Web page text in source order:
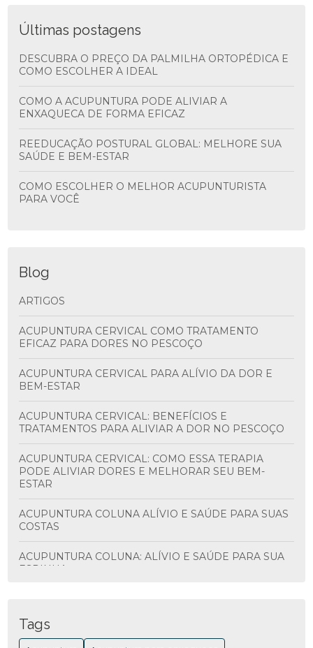
Últimas postagens
DESCUBRA O PREÇO DA PALMILHA ORTOPÉDICA E
COMO ESCOLHER A IDEAL
COMO A ACUPUNTURA PODE ALIVIAR A
ENXAQUECA DE FORMA EFICAZ
REEDUCAÇÃO POSTURAL GLOBAL: MELHORE SUA
SAÚDE E BEM-ESTAR
COMO ESCOLHER O MELHOR ACUPUNTURISTA
PARA VOCÊ
Blog
ARTIGOS
ACUPUNTURA CERVICAL COMO TRATAMENTO
EFICAZ PARA DORES NO PESCOÇO
ACUPUNTURA CERVICAL PARA ALÍVIO DA DOR E
BEM-ESTAR
ACUPUNTURA CERVICAL: BENEFÍCIOS E
TRATAMENTOS PARA ALIVIAR A DOR NO PESCOÇO
ACUPUNTURA CERVICAL: COMO ESSA TERAPIA
PODE ALIVIAR DORES E MELHORAR SEU BEM-
ESTAR
ACUPUNTURA COLUNA ALÍVIO E SAÚDE PARA SUAS
COSTAS
ACUPUNTURA COLUNA: ALÍVIO E SAÚDE PARA SUA
ESPINHA
ACUPUNTURA COLUNA: BENEFÍCIOS E COMO
Tags